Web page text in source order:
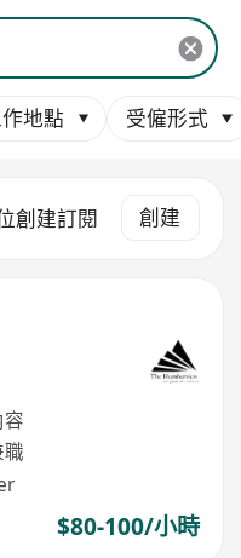
地點 受僱形式
創建訂閱 創建
$80-100/小時